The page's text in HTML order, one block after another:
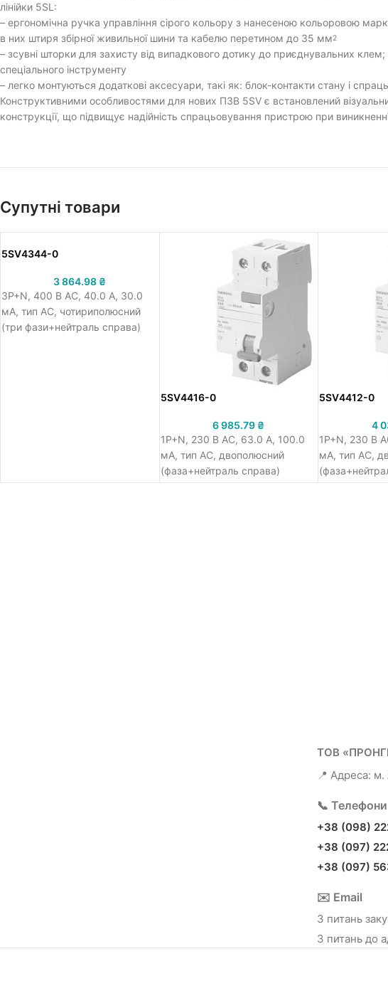
лінійки 5SL:
– ергономічна ручка управління сірого кольору з нанесеною кольоровою
в них штиря збірної живильної шини та кабелю перетином до 35 мм2
– зсувні шторки для захисту від випадкового дотику до приєднувальних
спеціального інструменту
– легко монтуються додаткові аксесуари, такі як: блок-контакти стану і
Конструктивними особливостями для нових ПЗВ 5SV є встановлений
конструкції, що підвищує надійність спрацьовування пристрою при
Супутні товари
5SV4344-0
3 864.98 ₴
3Р+N, 400 В АС, 40.0 A, 30.0
мА, тип АС, чотириполюсний
(три фази+нейтраль справа)
5SV4416-0
6 985.79 ₴
1Р+N, 230 В АС, 63.0 A, 100.0
мА, тип АС, двополюсний
(фаза+нейтраль справа)
пристрій захисного
5SV4412-0
4
1Р+N, 230 В
мА, тип АС,
пристрій
ТОВ
📍 Адреса: м.
📞 Телефони
+38 (098)
+38 (097)
+38 (097)
✉️ Email
З питань
З питань до